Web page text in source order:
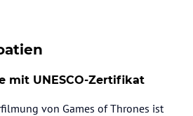
mit UNESCO-Zertifikat
von Games of Thrones ist